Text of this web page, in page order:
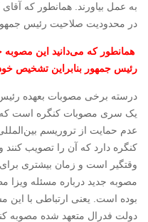
به عمل بیاورند. همانطور که
در محدودیت صلاحیت رئیس
همانطور که می‌دانید این مصوبه
رئیس جمهور بنابراین تشخیص خود
درسته برخی مصوبات بعهده
یک سری مصوبات کنگره است
عدم حمایت از تروریسم
کنگره دارد که آن را تصویب
وقتگیر است و زمان بیشتری
مصوبه جدید درباره مسئله
بوده است. یعنی ارتباطی با این
دولت فدرال متعهد شده مصوبه